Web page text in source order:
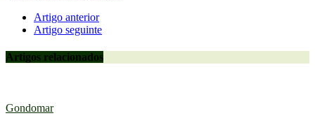
Artigo anterior
Artigo seguinte
Artigos relacionados
Gondomar